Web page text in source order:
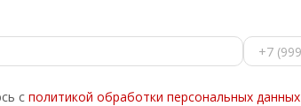
с политикой обработки персональных данных